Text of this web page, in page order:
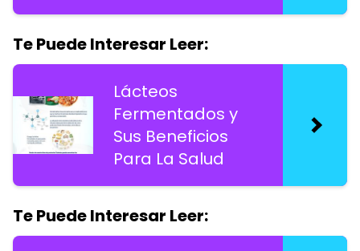
Te Puede Interesar Leer:
Lácteos
Fermentados y
Sus Beneficios
Para La Salud
Te Puede Interesar Leer: